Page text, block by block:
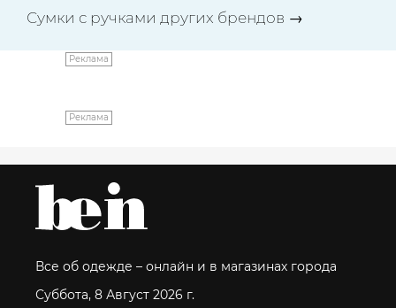
Сумки с ручками других брендов →
Реклама
Реклама
Все об одежде – онлайн и в магазинах города
Суббота, 8 Август 2026 г.